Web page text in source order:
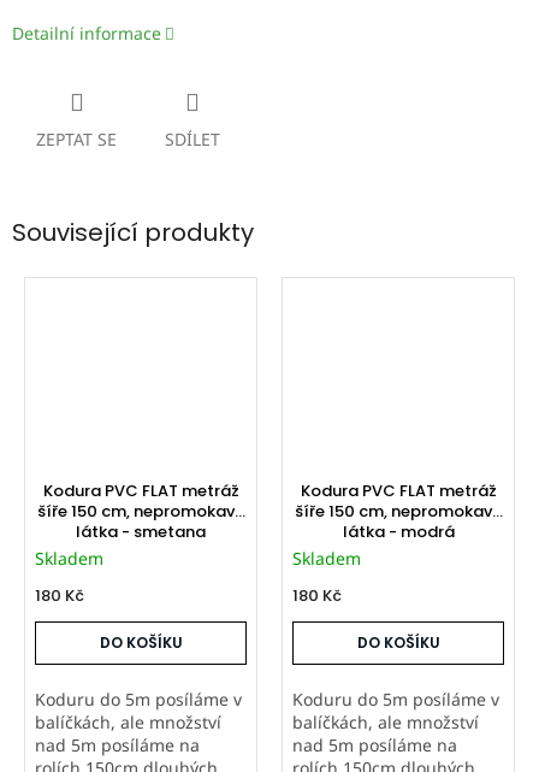
Detailní informace
ZEPTAT SE SDÍLET
Související produkty
Kodura PVC FLAT metráž
šíře 150 cm, nepromokavá
látka - smetana
Skladem
180 Kč
DO KOŠÍKU
Koduru do 5m posíláme v
balíčkách, ale množství
nad 5m posíláme na
Kodura PVC FLAT metráž
šíře 150 cm, nepromokavá
látka - modrá
Skladem
180 Kč
DO KOŠÍKU
Koduru do 5m posíláme v
balíčkách, ale množství
nad 5m posíláme na